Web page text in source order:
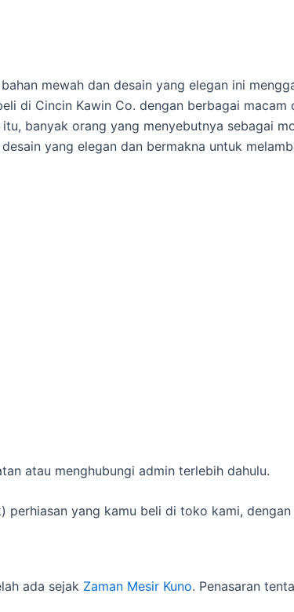
mewah dan desain yang elegan ini
di Cincin Kawin Co. dengan berbagai
banyak orang yang menyebutnya sebagai
yang elegan dan bermakna untuk
atau menghubungi admin terlebih dahulu.
perhiasan yang kamu beli di toko kami,
ada sejak Zaman Mesir Kuno. Penasaran